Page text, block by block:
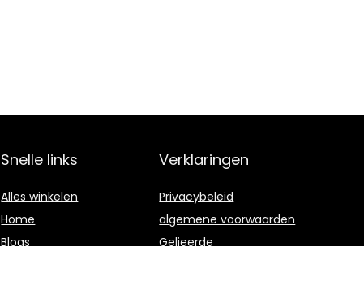
Snelle links
Alles winkelen
Home
Blogs
Verklaringen
Privacybeleid
algemene voorwaarden
Gelieerde